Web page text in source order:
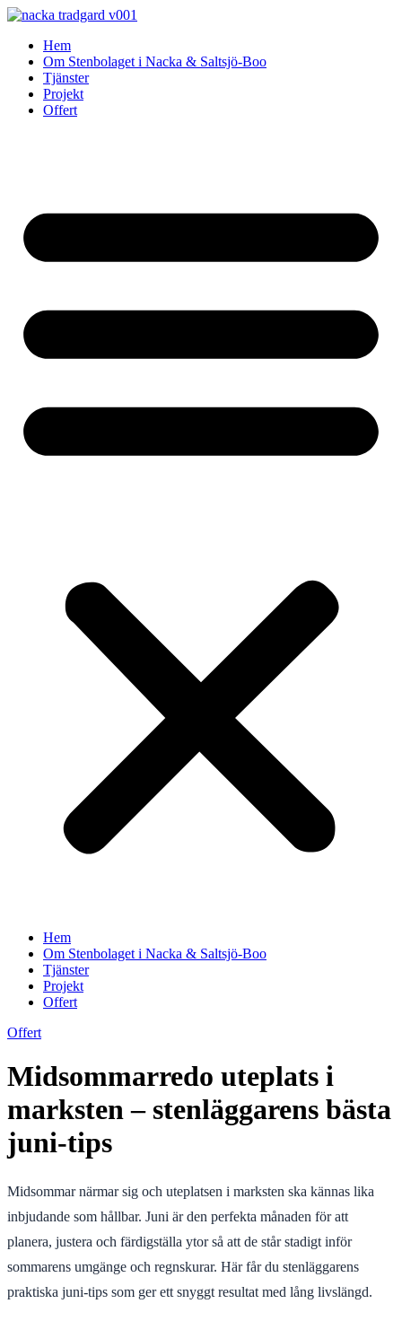
Skip
contentHem
Om Stenbolaget i Nacka & Saltsjö-Boo
Tjänster
Projekt
Offert
Hem
Om Stenbolaget i Nacka & Saltsjö-Boo
Tjänster
Projekt
Offert
Offert
Midsommarredo uteplats i
marksten – stenläggarens bästa
juni-tips
Midsommar närmar sig och uteplatsen i marksten ska kännas lika
inbjudande som hållbar. Juni är den perfekta månaden för att
planera, justera och färdigställa ytor så att de står stadigt inför
sommarens umgänge och regnskurar. Här får du stenläggarens
praktiska juni-tips som ger ett snyggt resultat med lång livslängd.